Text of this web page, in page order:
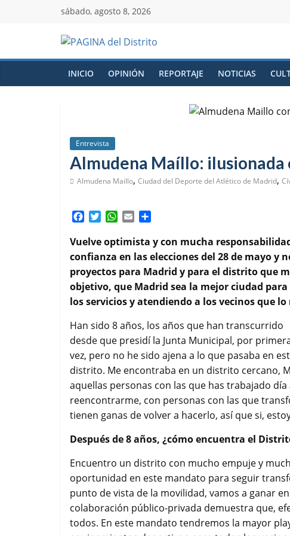
sábado, agosto 8, 2026
INICIO OPINIÓN REPORTAJE NOTICIAS
Entrevista
Almudena Maíllo: ilusionada
Almudena Maillo, Ciudad del Deporte del Atlético de Madrid,
c
e
b
o
o
k
i
t
t
e
r
W
a
t
s
A
p
p
a
i
l
m
p
a
r
t
i
Vuelve optimista y con mucha
confianza en las elecciones del 28 de mayo y
proyectos para Madrid y para el distrito que
objetivo, que Madrid sea la mejor ciudad
los servicios y atendiendo a los vecinos que lo
Han sido 8 años, los años que han transcurrido
desde que presidí la Junta Municipal, por
vez, pero no he sido ajena a lo que pasaba en
distrito. Me encontraba en un distrito cercano,
aquellas personas con las que has trabajado
reencontrarme, con personas con las que
tienen ganas de volver a hacerlo, así que si,
Después de 8 años, ¿cómo encuentra el
Encuentro un distrito con mucho empuje y
oportunidad en este mandato para seguir
punto de vista de la movilidad, vamos a ganar
colaboración público-privada demuestra que,
todos. En este mandato tendremos la mayor